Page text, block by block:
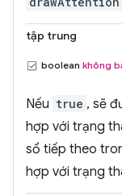
tập trung
boolean không
Nếu true , sẽ
hợp với trạng
sổ tiếp theo
hợp với trạng